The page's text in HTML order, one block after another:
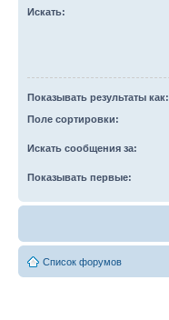
Искать:
Показывать результаты как:
Поле сортировки:
Искать сообщения за:
Показывать первые:
Список форумов